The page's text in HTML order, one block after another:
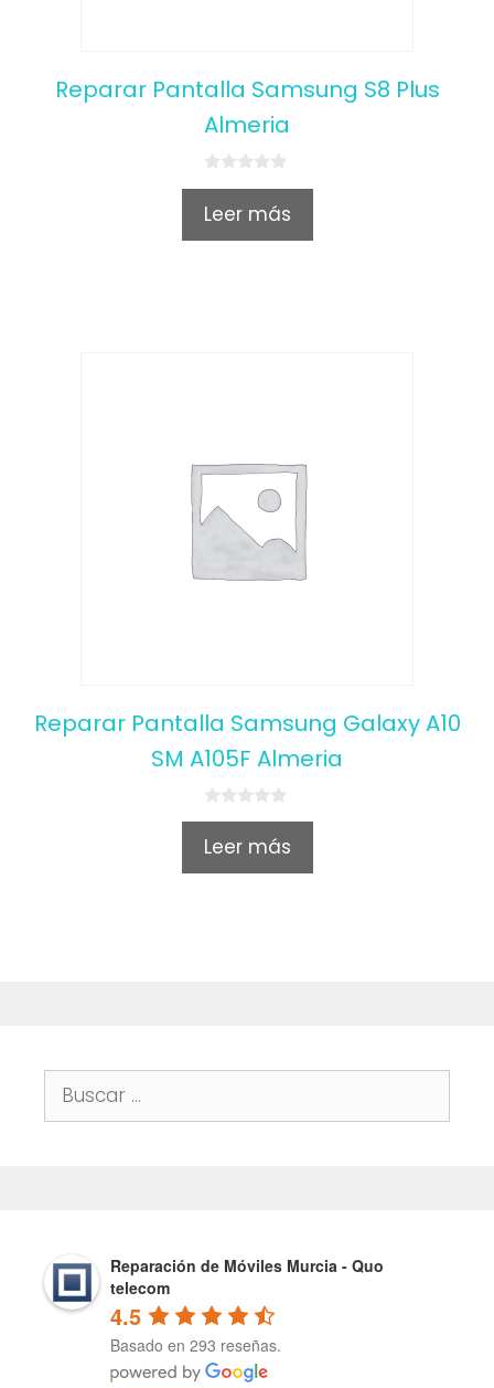
Reparar Pantalla Samsung S8 Plus
Almeria
0
u
Leer más
Reparar Pantalla Samsung Galaxy A10
SM A105F Almeria
0
u
Leer más
Buscar:
Reparación de Móviles Murcia - Quo
telecom
4.5
Basado en 293 reseñas.